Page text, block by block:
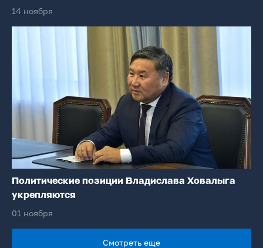
14 ноября
Политические позиции Владислава Ховалыга
укрепляются
01 ноября
Смотреть еще